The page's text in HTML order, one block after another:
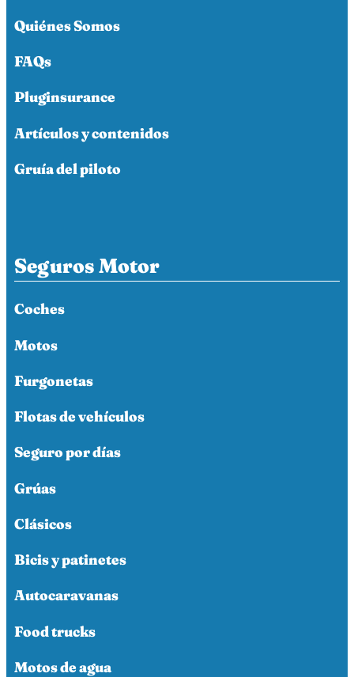
Quiénes Somos
FAQs
Pluginsurance
Artículos y contenidos
Gruía del piloto
Seguros Motor
Coches
Motos
Furgonetas
Flotas de vehículos
Seguro por días
Grúas
Clásicos
Bicis y patinetes
Autocaravanas
Food trucks
Motos de agua